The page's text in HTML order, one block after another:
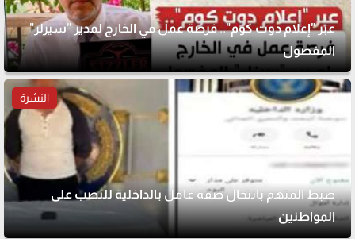
عبر "إعلام دوت كوم".. فرصة عمل في الخارج لمدير "سيزلر"
المفصول
النشرة
ضبط المتهم بانتحال صفة عامل بالداخلية للنصب على
المواطنين